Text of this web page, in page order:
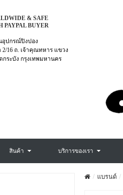
& SAFE
PAYPAL BUYER
นอุปกรณ์ปิงปอง
16 ถ. เจ้าคุณทหาร แขวง
กระบัง กรุงเทพมหานคร
สินค้า บริการของเรา
แบรนด์